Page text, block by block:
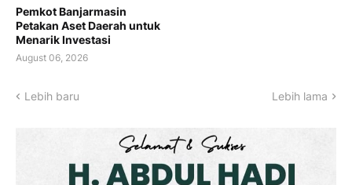
Pemkot Banjarmasin
Petakan Aset Daerah untuk
Menarik Investasi
August 06, 2026
Lebih baru Lebih lama